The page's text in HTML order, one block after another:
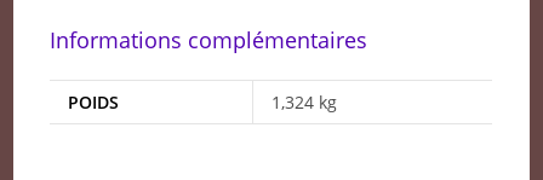
Informations complémentaires
POIDS 1,324 kg